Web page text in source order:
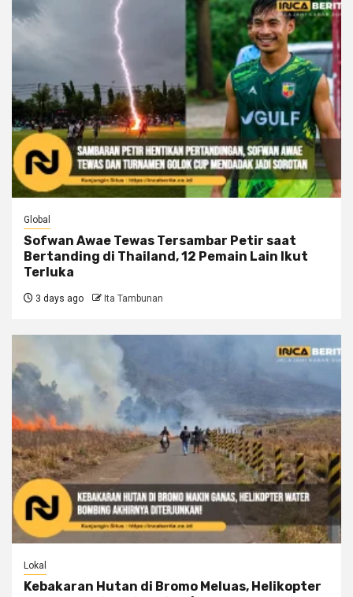
Global
Sofwan Awae Tewas Tersambar Petir saat
Bertanding di Thailand, 12 Pemain Lain Ikut
Terluka
3 days ago Ita Tambunan
Lokal
Kebakaran Hutan di Bromo Meluas, Helikopter